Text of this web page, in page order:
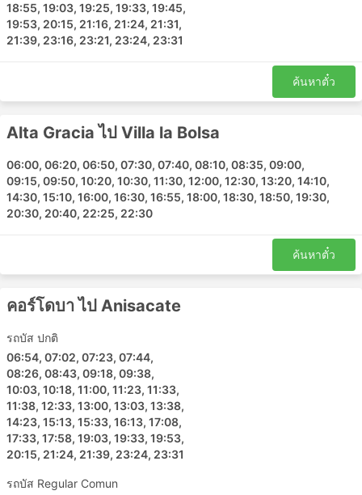
18:55, 19:03, 19:25, 19:33, 19:45,
19:53, 20:15, 21:16, 21:24, 21:31,
21:39, 23:16, 23:21, 23:24, 23:31
ค้นหาตั๋ว
Alta Gracia ไป Villa la Bolsa
06:00, 06:20, 06:50, 07:30, 07:40, 08:10, 08:35, 09:00,
09:15, 09:50, 10:20, 10:30, 11:30, 12:00, 12:30, 13:20, 14:10,
14:30, 15:10, 16:00, 16:30, 16:55, 18:00, 18:30, 18:50, 19:30,
20:30, 20:40, 22:25, 22:30
ค้นหาตั๋ว
คอร์โดบา ไป Anisacate
รถบัส ปกติ
06:54, 07:02, 07:23, 07:44,
08:26, 08:43, 09:18, 09:38,
10:03, 10:18, 11:00, 11:23, 11:33,
11:38, 12:33, 13:00, 13:03, 13:38,
14:23, 15:13, 15:33, 16:13, 17:08,
17:33, 17:58, 19:03, 19:33, 19:53,
20:15, 21:24, 21:39, 23:24, 23:31
รถบัส Regular Comun